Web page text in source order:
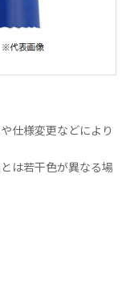
仕様変更などにより
は若干色が異なる場